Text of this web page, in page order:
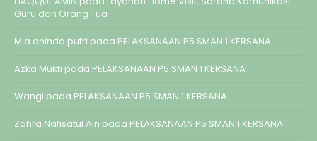
Guru dan Orang Tua
Mia aninda putri pada PELAKSANAAN P5 SMAN 1 KERSANA
Azka Mukti pada PELAKSANAAN P5 SMAN 1 KERSANA
Wangi pada PELAKSANAAN P5 SMAN 1 KERSANA
Zahra Nafisatul Ain pada PELAKSANAAN P5 SMAN 1 KERSANA